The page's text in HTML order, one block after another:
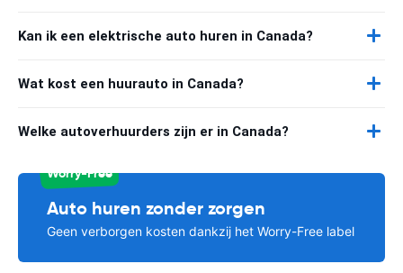
Kan ik een elektrische auto huren in Canada?
Wat kost een huurauto in Canada?
Welke autoverhuurders zijn er in Canada?
Worry-Free
Auto huren zonder zorgen
Geen verborgen kosten dankzij het Worry-Free label